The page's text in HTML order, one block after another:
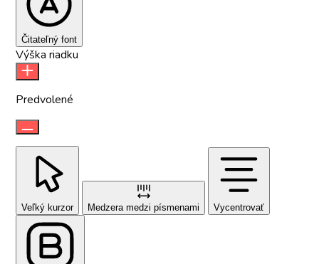
Čitateľný font
Výška riadku
Predvolené
Veľký kurzor Medzera medzi písmenami Vycentrovať